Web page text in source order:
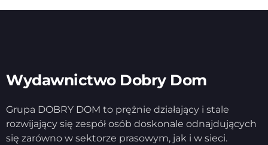
Wydawnictwo Dobry Dom
Grupa DOBRY DOM to prężnie działający i stale
rozwijający się zespół osób doskonale odnajdujących
się zarówno w sektorze prasowym, jak i w sieci.